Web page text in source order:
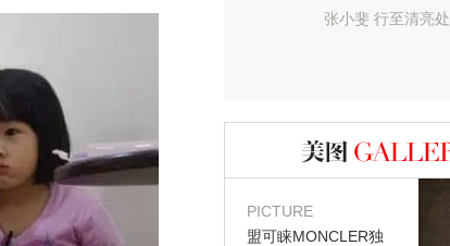
张小斐 行至清亮处
图库
PICTURE
盟可睐MONCLER独